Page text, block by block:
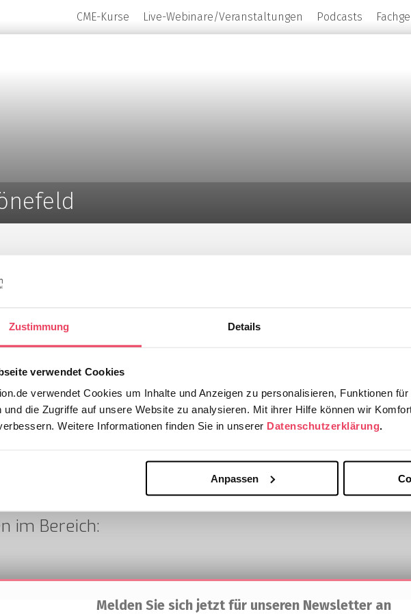
Zustimmung Details
verwendet Cookies
verwendet Cookies um Inhalte und Anzeigen zu personalisieren, Funktionen
und die Zugriffe auf unsere Website zu analysieren. Mit ihrer Hilfe können wir
Weitere Informationen finden Sie in unserer Datenschutzerklärung.
Anpassen
CME-Kurse Live-Webinare/Veranstaltungen Podcasts
ist Project Manager Clinical Trials
im Bereich:
Melden Sie sich jetzt für unseren Newsletter an